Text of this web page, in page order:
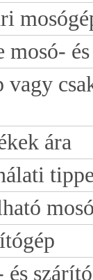
mosó-
vagy
ára